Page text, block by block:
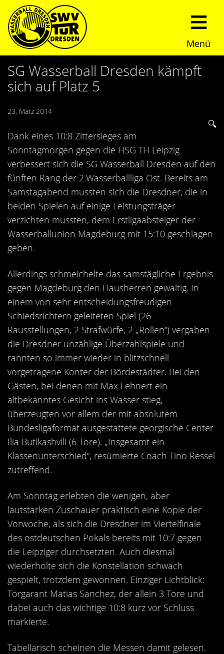
Menü
Start
Verein
Trainingszeiten
Sommerturnier
Presseberichte
Fotos
Bekleidung
News
Nachwuchs
Fundraising
Kontakt
SG Wasserball Dresden kämpft
sich auf Platz 5
23. März 2014
Dank eines 10:8 Zittersieges am
Sonntagmorgen gegen die HSG TH Leipzig
verbessert sich die SG Wasserball Dresden auf den
fünften Rang der 2.Wasserballliga Ost. Bereits am
Samstagabend mussten sich die Dresdner, die in
beiden Spielen auf einige Leistungsträger
verzichten mussten, dem Erstligaabsteiger der
Wasserballunion Magdeburg mit 15:10 geschlagen
geben.
Allerdings schmeichelte das samstägliche Ergebnis
gegen Magdeburg den Hausherren gewaltig. In
einem von sehr entscheidungsfreudigen
Schiedsrichtern geleiteten Spiel (26
Rausstellungen, 2 Strafwürfe, 2 „Rollen“) vergaben
die Dresdner unzählige Überzahlspiele und
rannten so immer wieder in blitzschnell
vorgetragene Konter der Bördestädter. Bei den
Gästen, bei denen mit Max Lehnert ein
altbekanntes Gesicht ins Wasser stieg,
überzeugten vor allem der mit absolutem
Bundesligaformat ausgestattete georgische Center
Ilia Butikashvili (6 Tore). „Insgesamt ein
Klassenunterschied“, resümierte Coach Tino Ressel
zutreffend.
Am Sonntag erlebten die wenigen, aber
lautstarken Zuschauer praktisch eine Kopie der
Vorwoche, als sich die Dresdner im Viertelfinale
des ostdeutschen Pokals bereits mit 10:7 gegen
die Leipziger durchsetzten. Auch diesmal
wiederholte sich die Konstellation schwach
gespielt, trotzdem gewonnen. Einziger Lichtblick:
Torgarant Matias Sanchez, der allein 3 Tore und
dabei auch das wichtige 10:8 kurz vor Schluss
markierte.
Tabellarisch scheinen die Messen damit gelesen.